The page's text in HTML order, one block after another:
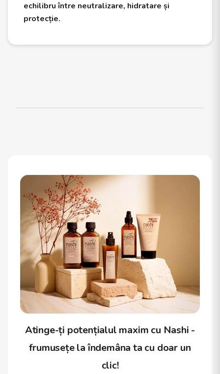
echilibru între neutralizare, hidratare și
protecție.
Atinge-ți potențialul maxim cu Nashi -
frumusețe la îndemâna ta cu doar un
clic!